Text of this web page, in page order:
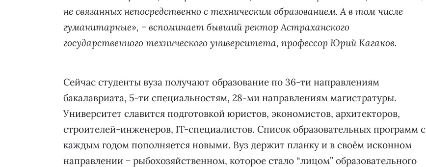
не связанных непосредственно с техническим образованием. А в том числе
гуманитарные», − вспоминает бывший ректор Астраханского
государственного технического университета, профессор Юрий Кагаков.
Сейчас студенты вуза получают образование по 36-ти направлениям
бакалавриата, 5-ти специальностям, 28-ми направлениям магистратуры.
Университет славится подготовкой юристов, экономистов, архитекторов,
строителей-инженеров, IT-специалистов. Список образовательных программ с
каждым годом пополняется новыми. Вуз держит планку и в своём исконном
направлении − рыбохозяйственном, которое стало “лицом” образовательного